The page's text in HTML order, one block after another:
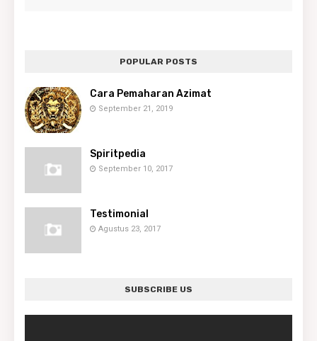
POPULAR POSTS
Cara Pemaharan Azimat
September 21, 2019
Spiritpedia
September 10, 2017
Testimonial
Agustus 23, 2017
SUBSCRIBE US